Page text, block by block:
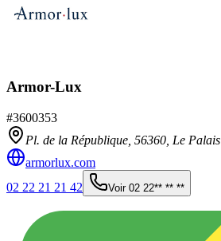
Armor-Lux
#3600353
Pl. de la République, 56360 Le Palais
armorlux.com
02 22 21 21 42
Voir 02 22** ** **